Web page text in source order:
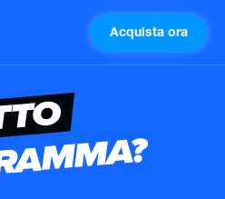
Acquista ora